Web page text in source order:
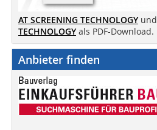
AT SCREENING TECHNOLOGY und
TECHNOLOGY als PDF-Download.
Anbieter finden